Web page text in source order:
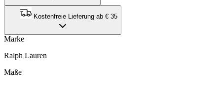
Kostenfreie Lieferung ab € 35
Marke
Ralph Lauren
Maße